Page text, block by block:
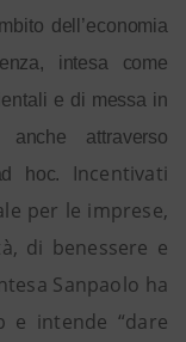
dell’economia
intesa come
e di messa in
attraverso
hoc.
Incentivati
per le imprese,
di benessere e
Sanpaolo ha
e intende “dare